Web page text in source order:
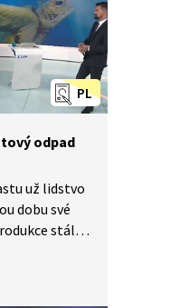
PL
odpad
už lidstvo
dobu své
stále
člověka,